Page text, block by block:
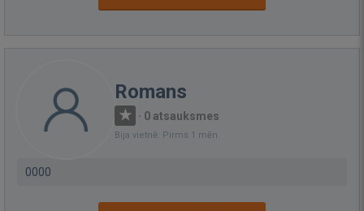
Romans
· 0 atsauksmes
Bija vietnē: Pirms 1 mēn.
0000